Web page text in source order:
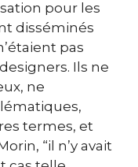
pour les
disséminés
pas
Ils ne
ne
termes, et
“il n’y avait